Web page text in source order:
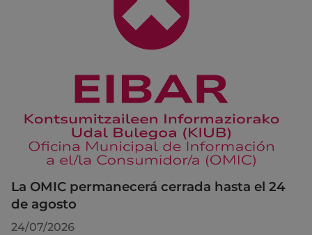
La OMIC permanecerá cerrada hasta el 24
de agosto
24/07/2026